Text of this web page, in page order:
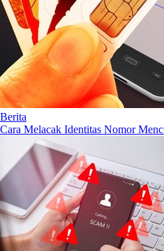
Berita
Cara Melacak Identitas Nomor